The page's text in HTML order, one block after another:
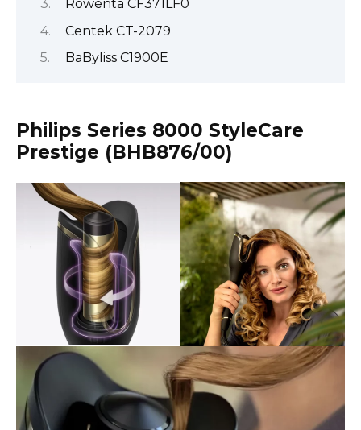
Rowenta CF371LF0
Centek CT-2079
BaByliss C1900E
Philips Series 8000 StyleCare
Prestige (BHB876/00)